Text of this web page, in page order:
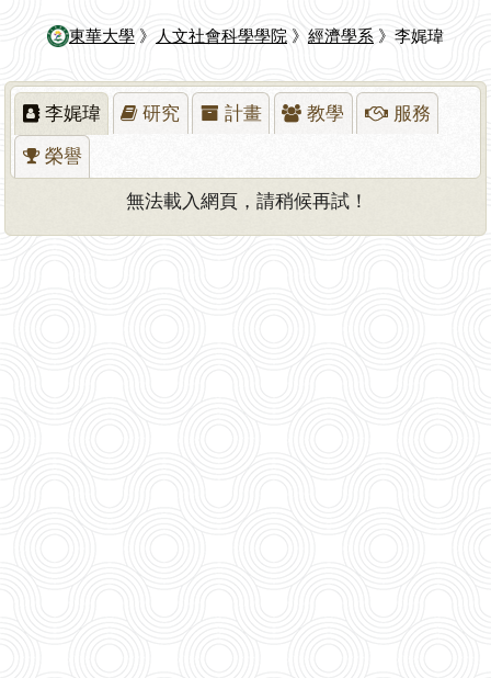
東華大學 》 人文社會科學學院 》 經濟學系 》李娓瑋
李娓瑋 研究 計畫 教學 服務
榮譽
無法載入網頁，請稍候再試！